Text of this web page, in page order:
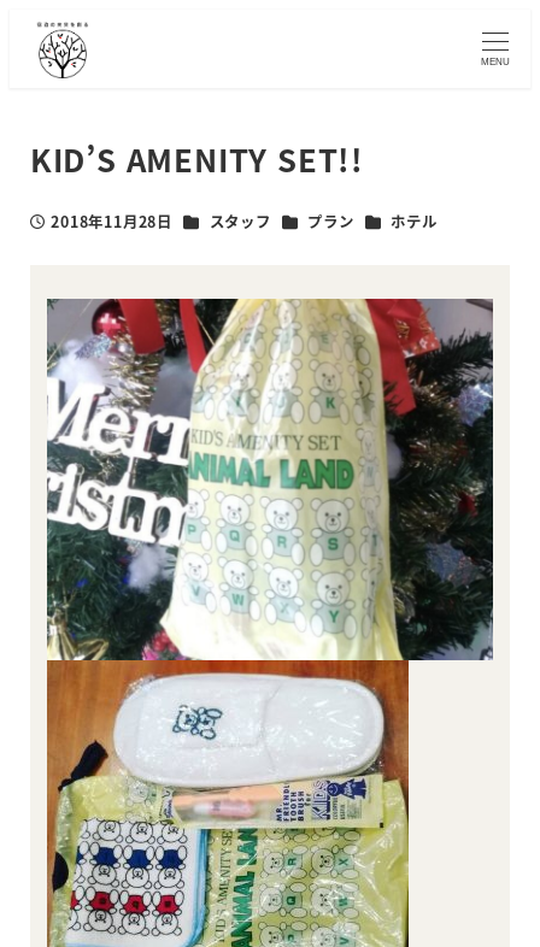
MENU
KID’S AMENITY SET!!
投稿日
2018年11月28日 カテゴリー
スタッフ カテゴリー
プラン カテゴリー
ホテル